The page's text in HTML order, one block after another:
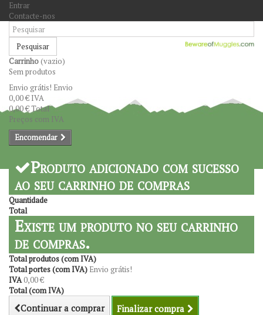
Entrar
Contacte-nos
Pesquisar
Carrinho(vazio)
Sem produtos
Envio grátis! Envio
0,00 € IVA
0,00 €Total
Preços com IVA
Encomendar
Produto adicionado com sucesso
ao seu carrinho de compras
Quantidade
Total
Existe um produto no seu carrinho
de compras.
Total produtos (com IVA)
Total portes (com IVA) Envio grátis!
IVA0,00 €
Total (com IVA)
Continuar a comprar Finalizar compra